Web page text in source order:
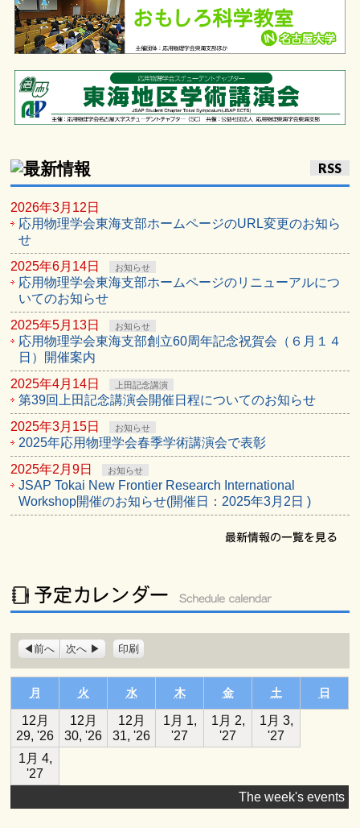
RSS
2026年3月12日
応用物理学会東海支部ホームページのURL変更のお知ら
せ
2025年6月14日
お知らせ
応用物理学会東海支部ホームページのリニューアルにつ
いてのお知らせ
2025年5月13日
お知らせ
応用物理学会東海支部創立60周年記念祝賀会（６月１４
日）開催案内
2025年4月14日
上田記念講演
第39回上田記念講演会開催日程についてのお知らせ
2025年3月15日
お知らせ
2025年応用物理学会春季学術講演会で表彰
2025年2月9日
お知らせ
JSAP Tokai New Frontier Research International
Workshop開催のお知らせ(開催日：2025年3月2日 )
前へ 次へ 印刷
示
The week's events
月 火火曜日 水水曜日 木木曜日 金金曜日 土土曜日 日
12月
29, '262026
年
日
12月
30, '262026
年
日
12月
31, '262026
年
日
1月 1,
'27
年
日
1月 2,
'27
年
2
日
1月 3,
'27
年
3
日
1月 4,
'27
年